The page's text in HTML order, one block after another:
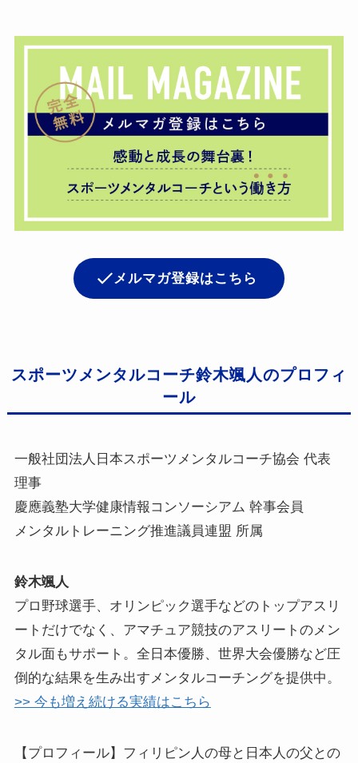
メルマガ登録はこちら
スポーツメンタルコーチ鈴木颯人のプロフィ
ール
一般社団法人日本スポーツメンタルコーチ協会 代表
理事
慶應義塾大学健康情報コンソーシアム 幹事会員
メンタルトレーニング推進議員連盟 所属
鈴木颯人
プロ野球選手、オリンピック選手などのトップアスリ
ートだけでなく、アマチュア競技のアスリートのメン
タル面もサポート。全日本優勝、世界大会優勝など圧
倒的な結果を生み出すメンタルコーチングを提供中。
>> 今も増え続ける実績はこちら
【プロフィール】フィリピン人の母と日本人の父との